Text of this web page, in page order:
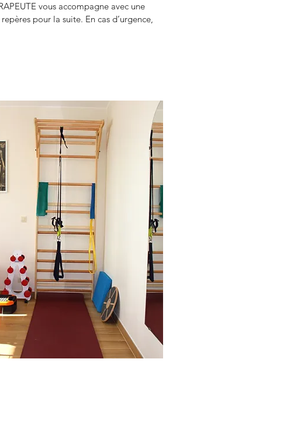
vous accompagne avec une
pour la suite. En cas d’urgence,